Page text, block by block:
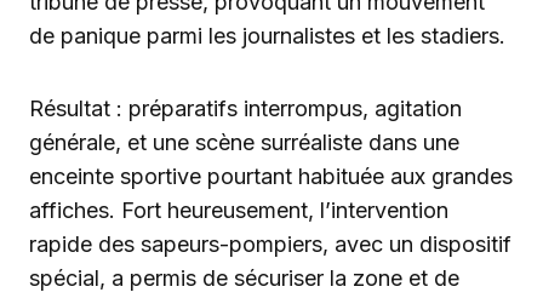
de panique parmi les journalistes et les stadiers.
Résultat : préparatifs interrompus, agitation
générale, et une scène surréaliste dans une
enceinte sportive pourtant habituée aux grandes
affiches. Fort heureusement, l’intervention
rapide des sapeurs-pompiers, avec un dispositif
spécial, a permis de sécuriser la zone et de